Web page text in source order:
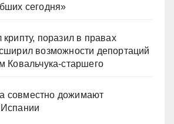
сегодня»
крипту, поразил в правах
возможности депортаций
Ковальчука-старшего
совместно дожимают
Испании